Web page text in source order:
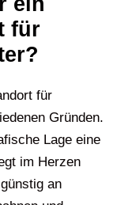
für
für
Gründen.
Lage eine
im Herzen
an